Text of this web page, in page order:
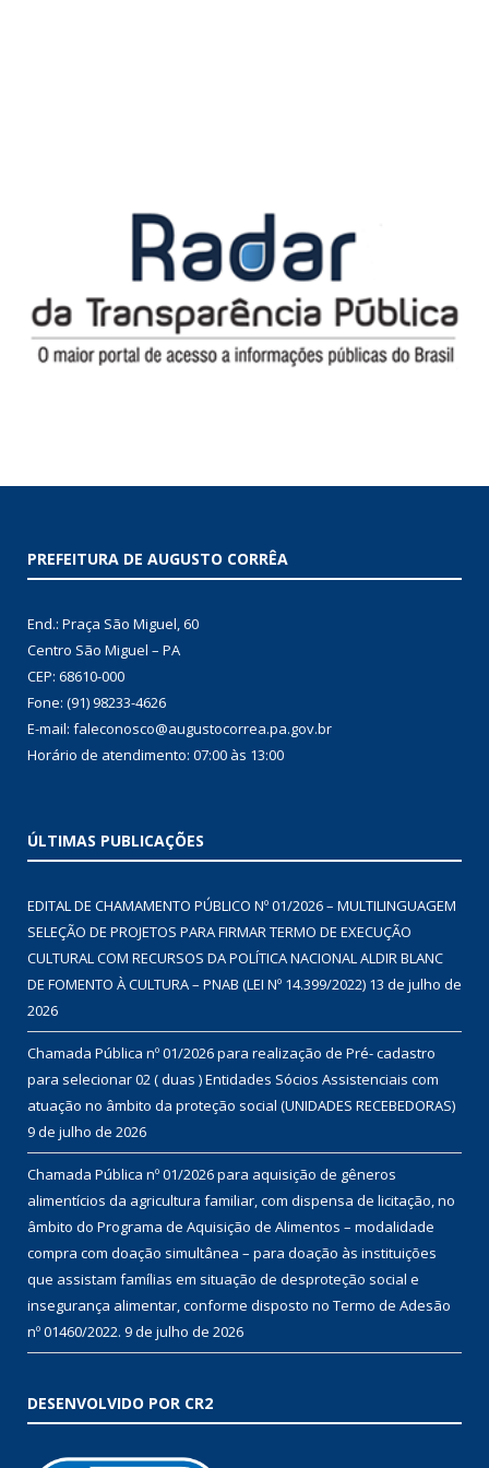
PREFEITURA DE AUGUSTO CORRÊA
End.: Praça São Miguel, 60
Centro São Miguel – PA
CEP: 68610-000
Fone: (91) 98233-4626
E-mail: faleconosco@augustocorrea.pa.gov.br
Horário de atendimento: 07:00 às 13:00
ÚLTIMAS PUBLICAÇÕES
EDITAL DE CHAMAMENTO PÚBLICO Nº 01/2026 – MULTILINGUAGEM
SELEÇÃO DE PROJETOS PARA FIRMAR TERMO DE EXECUÇÃO
CULTURAL COM RECURSOS DA POLÍTICA NACIONAL ALDIR BLANC
DE FOMENTO À CULTURA – PNAB (LEI Nº 14.399/2022) 13 de julho de
2026
Chamada Pública nº 01/2026 para realização de Pré- cadastro
para selecionar 02 ( duas ) Entidades Sócios Assistenciais com
atuação no âmbito da proteção social (UNIDADES RECEBEDORAS)
9 de julho de 2026
Chamada Pública nº 01/2026 para aquisição de gêneros
alimentícios da agricultura familiar, com dispensa de licitação, no
âmbito do Programa de Aquisição de Alimentos – modalidade
compra com doação simultânea – para doação às instituições
que assistam famílias em situação de desproteção social e
insegurança alimentar, conforme disposto no Termo de Adesão
nº 01460/2022. 9 de julho de 2026
DESENVOLVIDO POR CR2